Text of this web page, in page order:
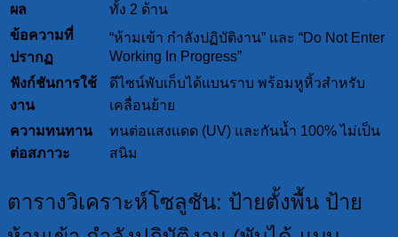
ผล
ทั้ง 2 ด้าน
ข้อความที่
ปรากฏ
“ห้ามเข้า กำลังปฏิบัติงาน” และ “Do Not Enter
Working In Progress”
ฟังก์ชันการใช้
งาน
ดีไซน์พับเก็บได้แบนราบ พร้อมหูหิ้วสำหรับ
เคลื่อนย้าย
ความทนทาน
ต่อสภาวะ
ทนต่อแสงแดด (UV) และกันน้ำ 100% ไม่เป็น
สนิม
ตารางวิเคราะห์โซลูชัน: ป้ายตั้งพื้น ป้าย